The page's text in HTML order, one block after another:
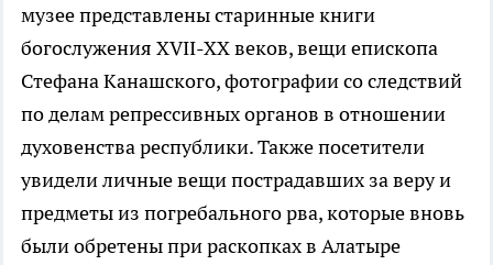
музее представлены старинные книги
богослужения XVII-XX веков, вещи епископа
Стефана Канашского, фотографии со следствий
по делам репрессивных органов в отношении
духовенства республики. Также посетители
увидели личные вещи пострадавших за веру и
предметы из погребального рва, которые вновь
были обретены при раскопках в Алатыре